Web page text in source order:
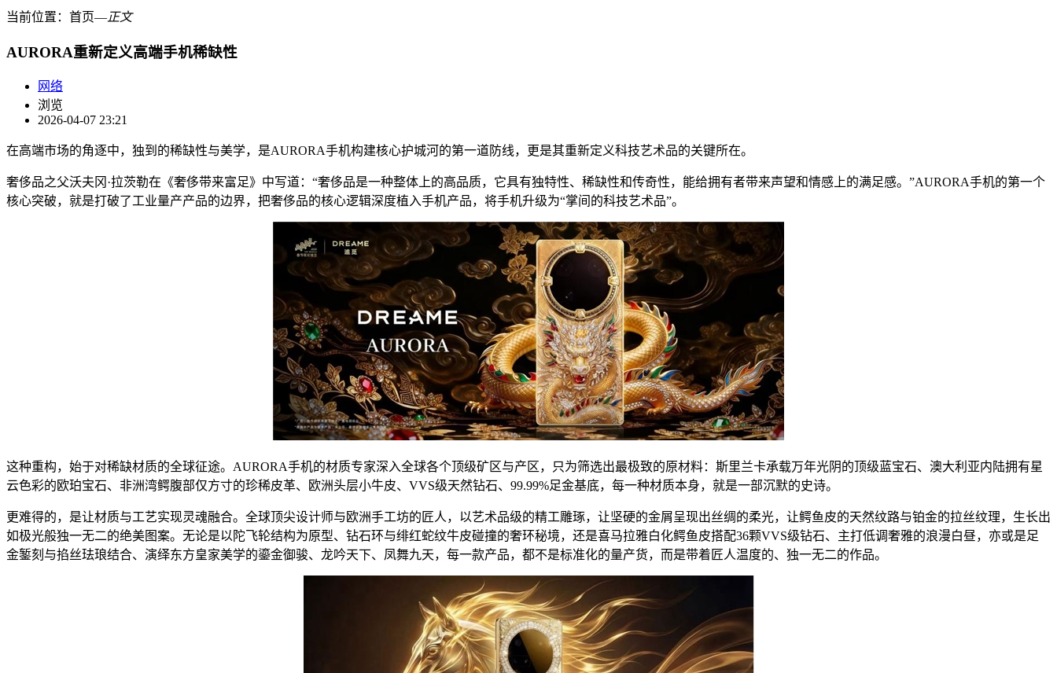
当前位置： 首页―正文
AURORA重新定义高端手机稀缺性
网络
浏览
2026-04-07 23:21
在高端市场的角逐中，独到的稀缺性与美学，是AURORA手机构建核心护城河的第一道防线，更是其重新定义科技艺术品的关键所在。
奢侈品之父沃夫冈·拉茨勒在《奢侈带来富足》中写道：“奢侈品是一种整体上的高品质，它具有独特性、稀缺性和传奇性，能给拥有者带来声望和情感上的满足感。”AURORA手机的第一个
核心突破，就是打破了工业量产产品的边界，把奢侈品的核心逻辑深度植入手机产品，将手机升级为“掌间的科技艺术品”。
这种重构，始于对稀缺材质的全球征途。AURORA手机的材质专家深入全球各个顶级矿区与产区，只为筛选出最极致的原材料：斯里兰卡承载万年光阴的顶级蓝宝石、澳大利亚内陆拥有星
云色彩的欧珀宝石、非洲湾鳄腹部仅方寸的珍稀皮革、欧洲头层小牛皮、VVS级天然钻石、99.99%足金基底，每一种材质本身，就是一部沉默的史诗。
更难得的，是让材质与工艺实现灵魂融合。全球顶尖设计师与欧洲手工坊的匠人，以艺术品级的精工雕琢，让坚硬的金屑呈现出丝绸的柔光，让鳄鱼皮的天然纹路与铂金的拉丝纹理，生长出
如极光般独一无二的绝美图案。无论是以陀飞轮结构为原型、钻石环与绯红蛇纹牛皮碰撞的奢环秘境，还是喜马拉雅白化鳄鱼皮搭配36颗VVS级钻石、主打低调奢雅的浪漫白昼，亦或是足
金錾刻与掐丝珐琅结合、演绎东方皇家美学的鎏金御骏、龙吟天下、凤舞九天，每一款产品，都不是标准化的量产货，而是带着匠人温度的、独一无二的作品。